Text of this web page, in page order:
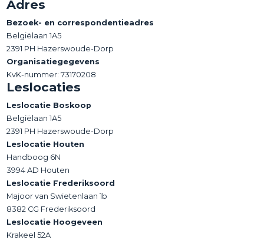
Adres
Bezoek- en correspondentieadres
Belgiëlaan 1A5
2391 PH Hazerswoude-Dorp
Organisatiegegevens
KvK-nummer: 73170208
Leslocaties
Leslocatie Boskoop
Belgiëlaan 1A5
2391 PH Hazerswoude-Dorp
Leslocatie Houten
Handboog 6N
3994 AD Houten
Leslocatie Frederiksoord
Majoor van Swietenlaan 1b
8382 CG Frederiksoord
Leslocatie Hoogeveen
Krakeel 52A